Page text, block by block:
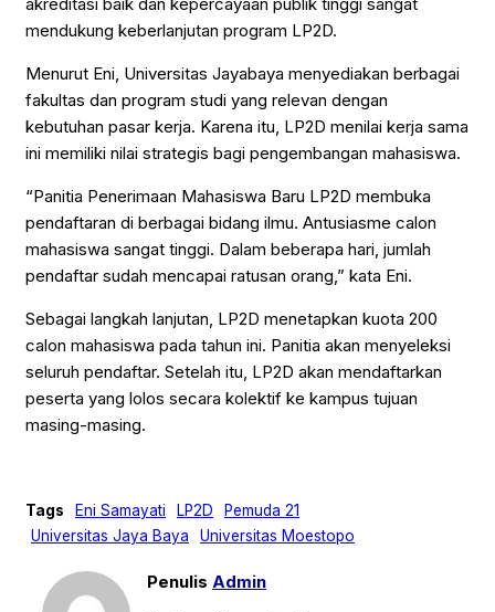
mendukung keberlanjutan program LP2D.
Menurut Eni, Universitas Jayabaya menyediakan berbagai
fakultas dan program studi yang relevan dengan
kebutuhan pasar kerja. Karena itu, LP2D menilai kerja sama
ini memiliki nilai strategis bagi pengembangan mahasiswa.
“Panitia Penerimaan Mahasiswa Baru LP2D membuka
pendaftaran di berbagai bidang ilmu. Antusiasme calon
mahasiswa sangat tinggi. Dalam beberapa hari, jumlah
pendaftar sudah mencapai ratusan orang,” kata Eni.
Sebagai langkah lanjutan, LP2D menetapkan kuota 200
calon mahasiswa pada tahun ini. Panitia akan menyeleksi
seluruh pendaftar. Setelah itu, LP2D akan mendaftarkan
peserta yang lolos secara kolektif ke kampus tujuan
masing-masing.
Tags Eni Samayati LP2D
Pemuda 21
Universitas Jaya Baya
Universitas Moestopo
Penulis Admin